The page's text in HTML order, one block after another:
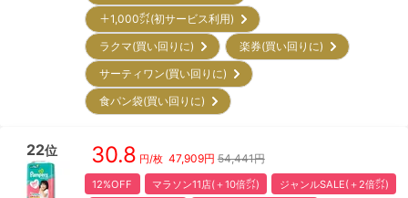
＋1,000㌽(初サービス利用)
ラクマ(買い回りに)
楽券(買い回りに)
サーティワン(買い回りに)
食パン袋(買い回りに)
22位 30.8 円/枚 47,909円 54,441円
12%OFF マラソン11店(＋10倍㌽)
ジャンルSALE(＋2倍㌽)